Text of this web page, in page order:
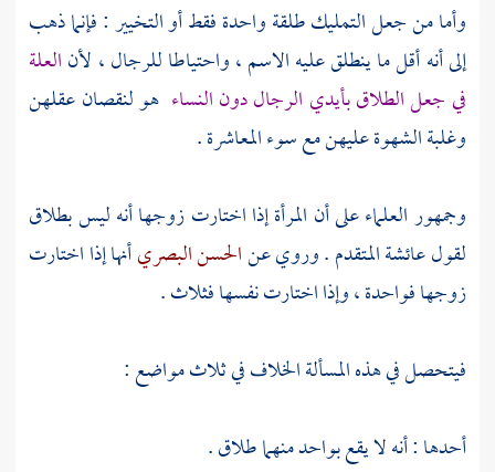
وأما من جعل التمليك طلقة واحدة فقط أو التخيير : فإنما ذهب
إلى أنه أقل ما ينطلق عليه الاسم ، واحتياطا للرجال ، لأنالعلة
في جعل الطلاق بأيدي الرجال دون النساء هو لنقصان عقلهن
وغلبة الشهوة عليهن مع سوء المعاشرة .
وجمهور العلماء على أن المرأة إذا اختارت زوجها أنه ليس بطلاق
لقولعائشةالمتقدم . وروي عنالحسن البصريأنها إذا اختارت
زوجها فواحدة ، وإذا اختارت نفسها فثلاث .
فيتحصل في هذه المسألة الخلاف في ثلاث مواضع :
أحدها : أنه لا يقع بواحد منهما طلاق .